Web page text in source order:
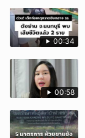
00:34
00:58